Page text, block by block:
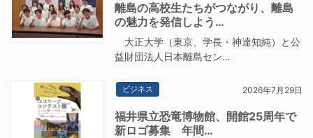
離島の高校生たちがつながり、離島
の魅力を発信しよう…
大正大学（東京、学長・神達知純）と公
益財団法人日本離島セン…
ビジネス 2026年7月29日
福井県立恐竜博物館、開館25周年で
新ロゴ募集 年間…